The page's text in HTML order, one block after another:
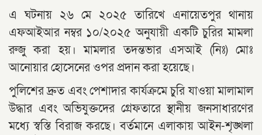
এ ঘটনায় ২৬ মে ২০২৫ তারিখে এনায়েতপুর থানায়
এফআইআর নম্বর ১০/২০২৫ অনুযায়ী একটি চুরির মামলা
রুজু করা হয়। মামলার তদন্তভার এসআই (নিঃ) মোঃ
আনোয়ার হোসেনের ওপর প্রদান করা হয়েছে।
পুলিশের দ্রুত এবং পেশাদার কার্যক্রমে চুরি যাওয়া মালামাল
উদ্ধার এবং অভিযুক্তদের গ্রেফতারে স্থানীয় জনসাধারণের
মধ্যে স্বস্তি বিরাজ করছে। বর্তমানে এলাকায় আইন-শৃঙ্খলা